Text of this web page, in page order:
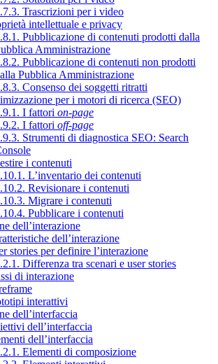
Trascrizioni per i video
intellettuale e privacy
Pubblicazione di contenuti prodotti dalla
Amministrazione
Pubblicazione di contenuti non prodotti
Pubblica Amministrazione
Consenso dei soggetti ritratti
per i motori di ricerca (SEO)
I fattori on-page
I fattori off-page
Strumenti di diagnostica SEO: Search
i contenuti
L’inventario dei contenuti
Revisionare i contenuti
Migrare i contenuti
Pubblicare i contenuti
dell’interazione
dell’interazione
stories per definire l’interazione
Differenza tra scenari e user stories
di interazione
interattivi
dell’interfaccia
dell’interfaccia
dell’interfaccia
Elementi di composizione